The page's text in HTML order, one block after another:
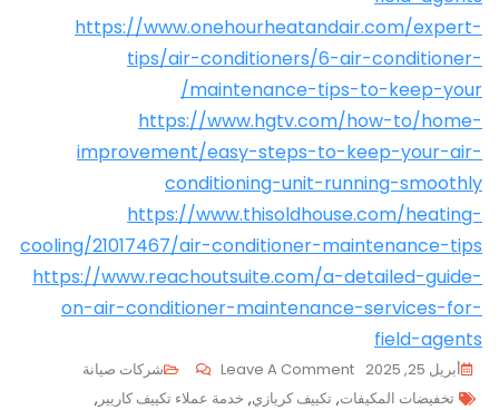
https://www.onehourheatandair.com/expert-
tips/air-conditioners/6-air-conditioner-
maintenance-tips-to-keep-your/
https://www.hgtv.com/how-to/home-
improvement/easy-steps-to-keep-your-air-
conditioning-unit-running-smoothly
https://www.thisoldhouse.com/heating-
cooling/21017467/air-conditioner-maintenance-tips
https://www.reachoutsuite.com/a-detailed-guide-
on-air-conditioner-maintenance-services-for-
field-agents
أبريل 25, 2025 Leave A Comment
On
أهمية
شركات صيانة
Tags
تخفيضات المكيفات, تكييف كريازي, خدمة عملاء تكييف كاريير ,